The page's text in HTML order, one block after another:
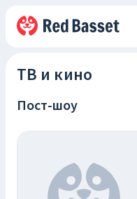
ТВ и кино
Пост-шоу